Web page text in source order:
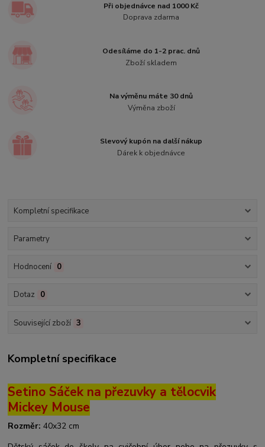
Při objednávce nad 1000 Kč
Doprava zdarma
Odesíláme do 1-2 prac. dnů
Zboží skladem
Na výměnu máte 30 dnů
Výměna zboží
Slevový kupón na další nákup
Dárek k objednávce
Kompletní specifikace
Parametry
Hodnocení 0
Dotaz 0
Související zboží 3
Kompletní specifikace
Setino Sáček na přezuvky a tělocvik
Mickey Mouse
Rozměr: 40x32 cm